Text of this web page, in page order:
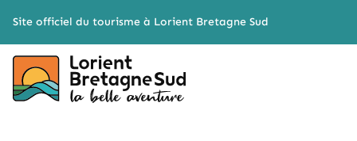
Site officiel du tourisme à Lorient Bretagne Sud